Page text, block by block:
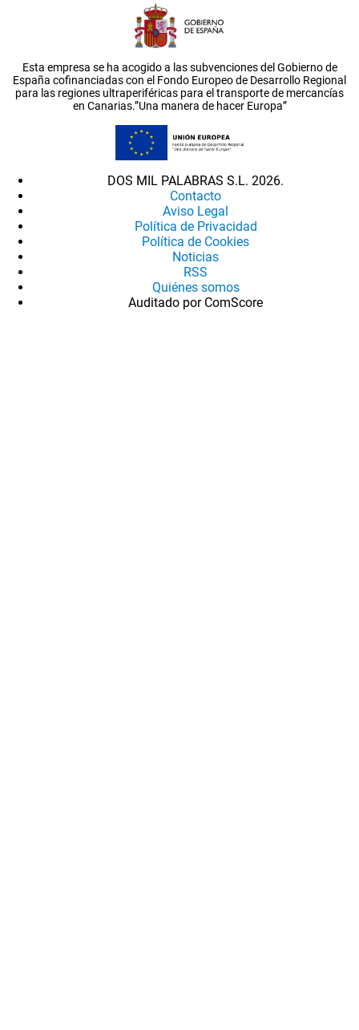
Esta empresa se ha acogido a las subvenciones del Gobierno de
España cofinanciadas con el Fondo Europeo de Desarrollo Regional
para las regiones ultraperiféricas para el transporte de mercancías
en Canarias.”Una manera de hacer Europa”
DOS MIL PALABRAS S.L. 2026.
Contacto
Aviso Legal
Política de Privacidad
Política de Cookies
Noticias
RSS
Quiénes somos
Auditado por ComScore